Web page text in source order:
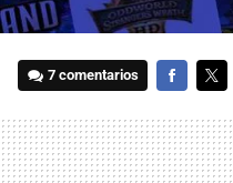
7 comentarios